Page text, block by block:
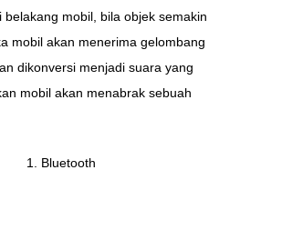
belakang mobil, bila objek semakin
mobil akan menerima gelombang
dikonversi menjadi suara yang
mobil akan menabrak sebuah
Bluetooth